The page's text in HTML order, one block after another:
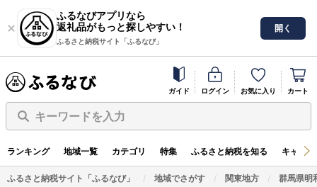
ふるなびアプリなら
返礼品がもっと探しやすい！
ふるさと納税サイト「ふるなび」
開く
ガイド ログイン お気に入り カート
キーワードを入力
ランキング 地域一覧 カテゴリ 特集 ふるさと納税を知る キャン
ふるさと納税サイト「ふるなび」 地域でさがす 関東地方 群馬県明